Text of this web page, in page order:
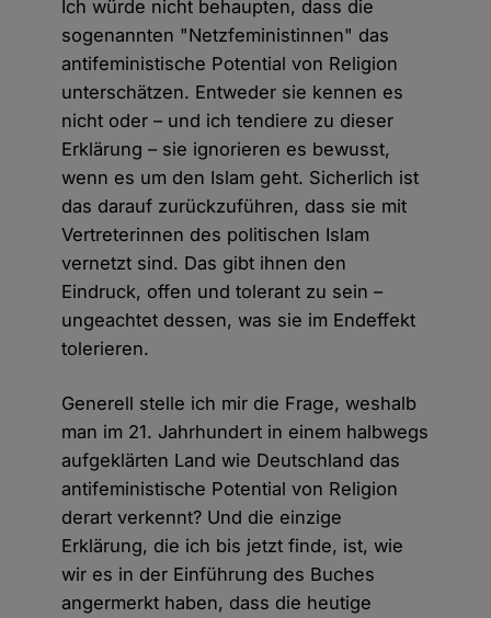
Ich würde nicht behaupten, dass die
sogenannten "Netzfeministinnen" das
antifeministische Potential von Religion
unterschätzen. Entweder sie kennen es
nicht oder – und ich tendiere zu dieser
Erklärung – sie ignorieren es bewusst,
wenn es um den Islam geht. Sicherlich ist
das darauf zurückzuführen, dass sie mit
Vertreterinnen des politischen Islam
vernetzt sind. Das gibt ihnen den
Eindruck, offen und tolerant zu sein –
ungeachtet dessen, was sie im Endeffekt
tolerieren.
Generell stelle ich mir die Frage, weshalb
man im 21. Jahrhundert in einem halbwegs
aufgeklärten Land wie Deutschland das
antifeministische Potential von Religion
derart verkennt? Und die einzige
Erklärung, die ich bis jetzt finde, ist, wie
wir es in der Einführung des Buches
angermerkt haben, dass die heutige